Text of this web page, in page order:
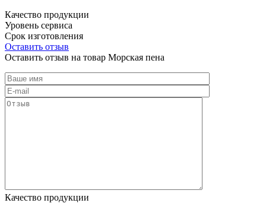
Качество продукции
Уровень сервиса
Срок изготовления
Оставить отзыв
Оставить отзыв на товар Морская пена
Качество продукции